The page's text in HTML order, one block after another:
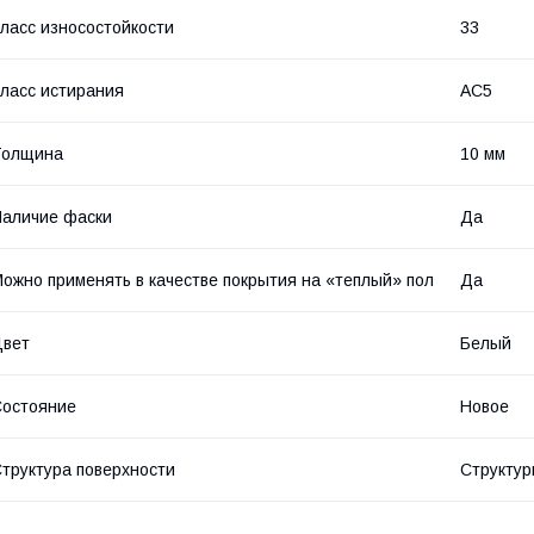
износостойкости 33
истирания АС5
10 мм
фаски Да
применять в качестве покрытия на «теплый» пол Да
Белый
Новое
поверхности